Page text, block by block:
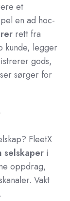
et
en ad hoc-
rett fra
kunde, legger
gods,
sørger for
FleetX
selskaper i
oppdrag,
Vakt